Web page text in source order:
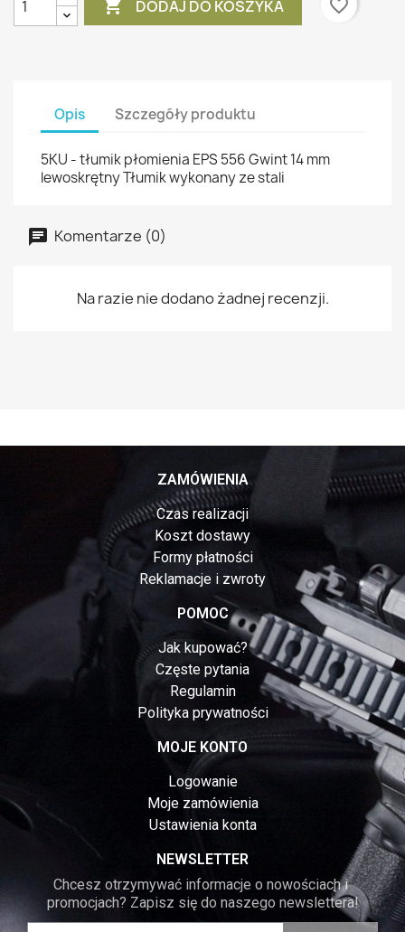
 DODAJ DO KOSZYKA favorite_border
Opis Szczegóły produktu
5KU - tłumik płomienia EPS 556 Gwint 14 mm
lewoskrętny Tłumik wykonany ze stali
Komentarze (0)
Na razie nie dodano żadnej recenzji.
ZAMÓWIENIA
Czas realizacji
Koszt dostawy
Formy płatności
Reklamacje i zwroty
POMOC
Jak kupować?
Częste pytania
Regulamin
Polityka prywatności
MOJE KONTO
Logowanie
Moje zamówienia
Ustawienia konta
NEWSLETTER
Chcesz otrzymywać informacje o nowościach i
promocjach? Zapisz się do naszego newslettera!